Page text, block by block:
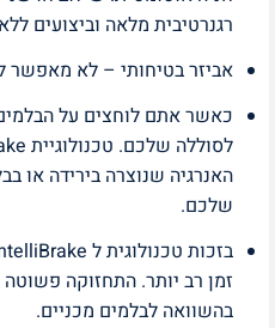
רגנרטיבית מלאה וביצועים
אביזר בטיחותי – לא מאפשר
כאשר אתם לוחצים על
האנרגיה שנוצרה בירידה או
שלכם.
זמן רב יותר. התחזוקה פשוטה
בהשוואה לבלמים מכניים.